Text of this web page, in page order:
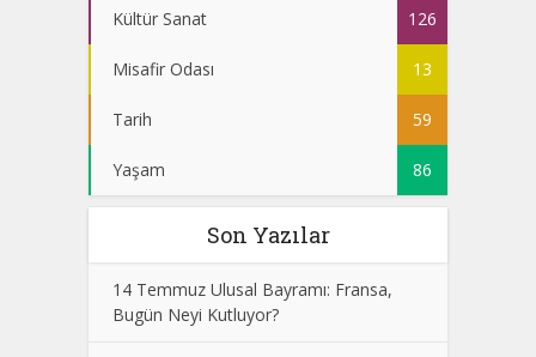
Kültür Sanat 126
Misafir Odası 13
Tarih 59
Yaşam 86
Son Yazılar
14 Temmuz Ulusal Bayramı: Fransa,
Bugün Neyi Kutluyor?